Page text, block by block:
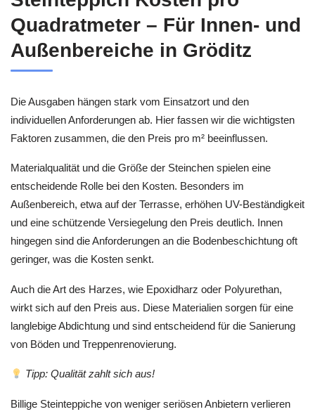
Quadratmeter – Für Innen- und
Außenbereiche in Gröditz
Die Ausgaben hängen stark vom Einsatzort und den
individuellen Anforderungen ab. Hier fassen wir die wichtigsten
Faktoren zusammen, die den Preis pro m² beeinflussen.
Materialqualität und die Größe der Steinchen spielen eine
entscheidende Rolle bei den Kosten. Besonders im
Außenbereich, etwa auf der Terrasse, erhöhen UV-Beständigkeit
und eine schützende Versiegelung den Preis deutlich. Innen
hingegen sind die Anforderungen an die Bodenbeschichtung oft
geringer, was die Kosten senkt.
Auch die Art des Harzes, wie Epoxidharz oder Polyurethan,
wirkt sich auf den Preis aus. Diese Materialien sorgen für eine
langlebige Abdichtung und sind entscheidend für die Sanierung
von Böden und Treppenrenovierung.
Tipp: Qualität zahlt sich aus!
Billige Steinteppiche von weniger seriösen Anbietern verlieren